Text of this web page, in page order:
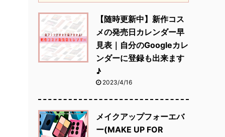
【随時更新中】新作コス
メの発売日カレンダー早
見表｜自分のGoogleカレ
ンダーに登録も出来ます
♪
2023/4/16
メイクアップフォーエバ
ー(MAKE UP FOR